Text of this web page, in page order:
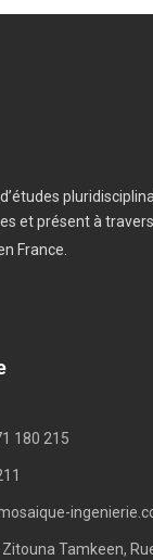
et présent à
France.
180 215
Tamkeen,